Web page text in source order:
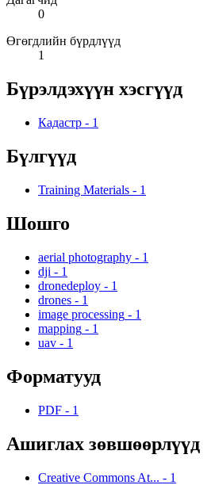
0
Өгөгдлийн бүрдлүүд
1
Бүрэлдэхүүн хэсгүүд
Кадастр - 1
Бүлгүүд
Training Materials - 1
Шошго
aerial photography - 1
dji - 1
dronedeploy - 1
drones - 1
image processing - 1
mapping - 1
uav - 1
Форматууд
PDF - 1
Ашиглах зөвшөөрлүүд
Creative Commons At... - 1